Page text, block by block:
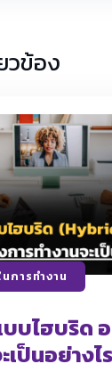
วข้อง
การทำงาน
บบไฮบริด
เป็นอย่างไ